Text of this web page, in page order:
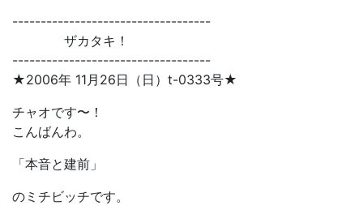
-----------------------------------
ザカタキ！
-----------------------------------
★2006年 11月26日（日）t-0333号★
チャオです〜！
こんばんわ。
「本音と建前」
のミチビッチです。